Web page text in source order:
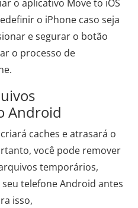
o aplicativo Move to iOS
o iPhone caso seja
e segurar o botão
o processo de
Android
caches e atrasará o
você pode remover
temporários,
telefone Android antes
isso,